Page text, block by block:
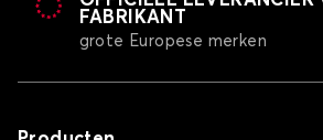
FABRIKANT
grote Europese merken